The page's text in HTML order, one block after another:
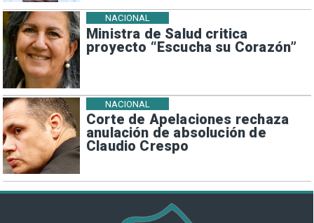
Ministra de Salud critica
proyecto “Escucha su Corazón”
NACIONAL
Corte de Apelaciones rechaza
anulación de absolución de
Claudio Crespo
NACIONAL